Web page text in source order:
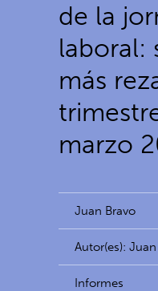
de la
laboral:
más
marzo
Juan Bravo
Autor(es):
Informes